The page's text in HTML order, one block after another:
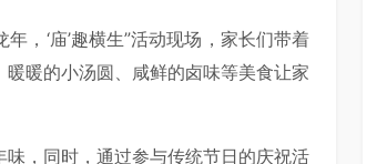
，‘庙’趣横生”活动现场，家长们带着
暖的小汤圆、咸鲜的卤味等美食让家
，同时，通过参与传统节日的庆祝活